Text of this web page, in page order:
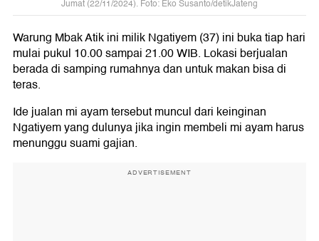
Jumat (22/11/2024). Foto: Eko Susanto/detikJateng
Warung Mbak Atik ini milik Ngatiyem (37) ini buka tiap hari
mulai pukul 10.00 sampai 21.00 WIB. Lokasi berjualan
berada di samping rumahnya dan untuk makan bisa di
teras.
Ide jualan mi ayam tersebut muncul dari keinginan
Ngatiyem yang dulunya jika ingin membeli mi ayam harus
menunggu suami gajian.
ADVERTISEMENT